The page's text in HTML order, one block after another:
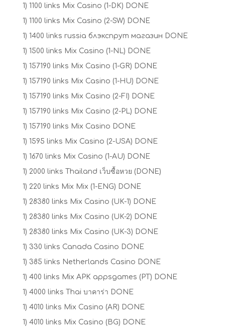
1) 1100 links Mix Casino (1-DK) DONE
1) 1100 links Mix Casino (2-SW) DONE
1) 1400 links russia блэкспрут магазин DONE
1) 1500 links Mix Casino (1-NL) DONE
1) 157190 links Mix Casino (1-GR) DONE
1) 157190 links Mix Casino (1-HU) DONE
1) 157190 links Mix Casino (2-FI) DONE
1) 157190 links Mix Casino (2-PL) DONE
1) 157190 links Mix Casino DONE
1) 1595 links Mix Casino (2-USA) DONE
1) 1670 links Mix Casino (1-AU) DONE
1) 2000 links Thailand เว็บซื้อหวย (DONE)
1) 220 links Mix Mix (1-ENG) DONE
1) 28380 links Mix Casino (UK-1) DONE
1) 28380 links Mix Casino (UK-2) DONE
1) 28380 links Mix Casino (UK-3) DONE
1) 330 links Canada Casino DONE
1) 385 links Netherlands Casino DONE
1) 400 links Mix APK appsgames (PT) DONE
1) 4000 links Thai บาคาร่า DONE
1) 4010 links Mix Casino (AR) DONE
1) 4010 links Mix Casino (BG) DONE